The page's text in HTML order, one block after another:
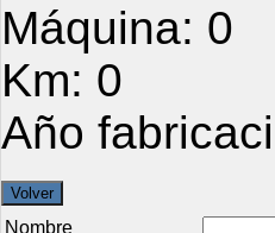
Máquina: 0
Km: 0
Año
Nombre